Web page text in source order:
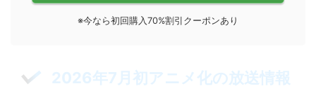
※今なら初回購入70%割引クーポンあり
2026年7月初アニメ化の放送情報